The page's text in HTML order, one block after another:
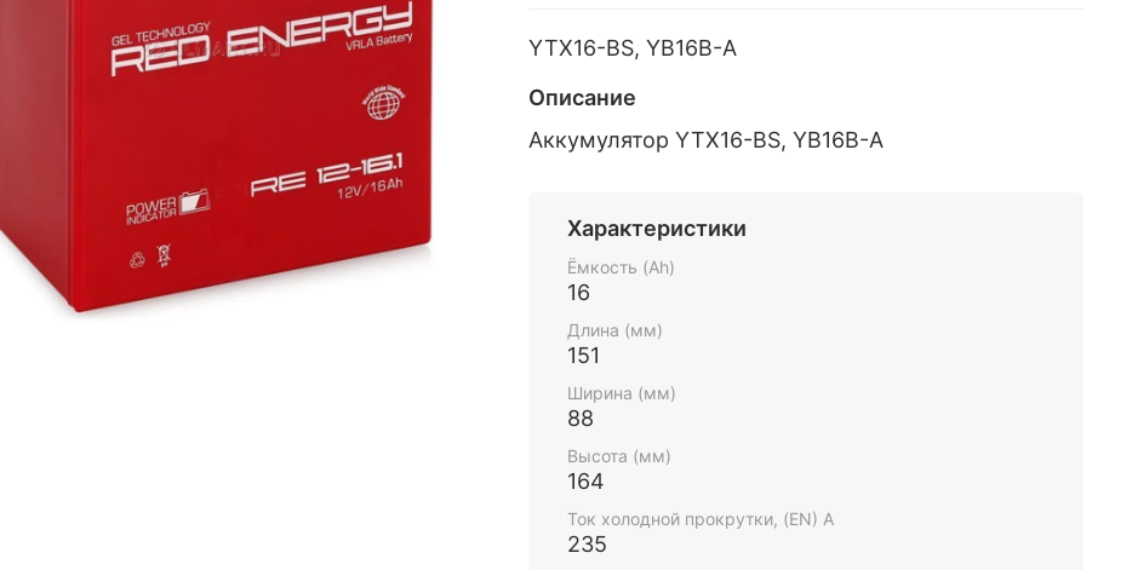
YTX16-BS, YB16B-A
Описание
Аккумулятор YTX16-BS, YB16B-A
Характеристики
Ёмкость (Ah)
16
Длина (мм)
151
Ширина (мм)
88
Высота (мм)
164
Ток холодной прокрутки, (EN) А
235